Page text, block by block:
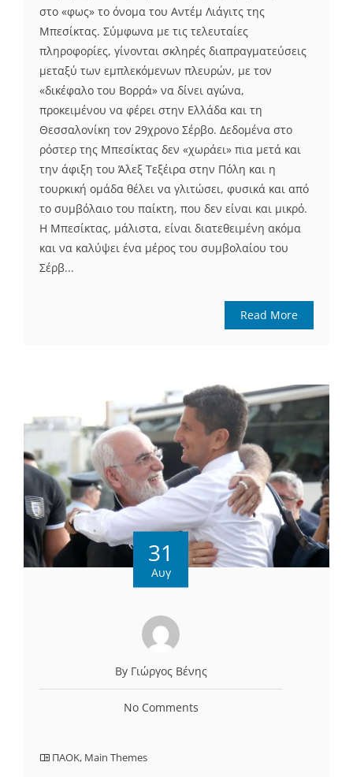
στο «φως» το όνομα του Αντέμ Λιάγιτς της
Μπεσίκτας. Σύμφωνα με τις τελευταίες
πληροφορίες, γίνονται σκληρές διαπραγματεύσεις
μεταξύ των εμπλεκόμενων πλευρών, με τον
«δικέφαλο του Βορρά» να δίνει αγώνα,
προκειμένου να φέρει στην Ελλάδα και τη
Θεσσαλονίκη τον 29χρονο Σέρβο. Δεδομένα στο
ρόστερ της Μπεσίκτας δεν «χωράει» πια μετά και
την άφιξη του Άλεξ Τεξέιρα στην Πόλη και η
τουρκική ομάδα θέλει να γλιτώσει, φυσικά και από
το συμβόλαιο του παίκτη, που δεν είναι και μικρό.
Η Μπεσίκτας, μάλιστα, είναι διατεθειμένη ακόμα
και να καλύψει ένα μέρος του συμβολαίου του
Σέρβ...
Read More
31
Αυγ
By Γιώργος Βένης
No Comments
ΠΑΟΚ, Main Themes